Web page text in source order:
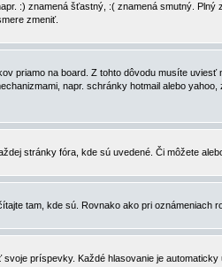
:) znamená šťastný, :( znamená smutný.
zmeniť.
na board. Z tohto dôvodu musíte
napr. schránky hotmail alebo
stránky fóra, kde sú uvedené. Či môžete
tam, kde sú. Rovnako ako pri oznámeniach
príspevky. Každé hlasovanie je